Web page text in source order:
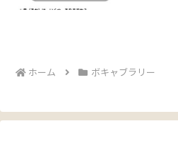
ホーム ボキャブラリー